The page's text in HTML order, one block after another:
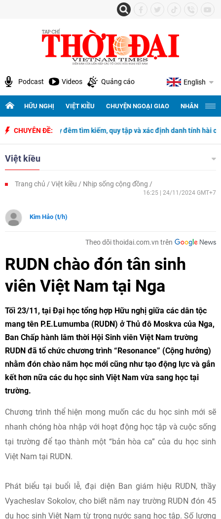
Podcast Videos Quảng cáo English
HỮU NGHỊ VIỆT KIỀU CHUYỆN NGOẠI GIAO NHÂN
CHUYÊN ĐỀ:
500 ngày đêm tìm kiếm, quy tập và xác định danh tính hài cốt liệt sĩ
Việt kiều
Trang chủ Việt kiều Nhịp sống cộng đồng
16:25 | 24/11/2024 GMT+7
Kim Hảo (t/h)
Theo dõi thoidai.com.vn trên
RUDN chào đón tân sinh
viên Việt Nam tại Nga
Tối 23/11, tại Đại học tổng hợp Hữu nghị giữa các dân tộc
mang tên P.E.Lumumba (RUDN) ở Thủ đô Moskva của Nga,
Ban Chấp hành lâm thời Hội Sinh viên Việt Nam trường
RUDN đã tổ chức chương trình “Resonance” (Cộng hưởng)
nhằm đón chào năm học mới cũng như tạo động lực và gắn
kết hơn nữa các du học sinh Việt Nam vừa sang học tại
trường.
Chương trình thể hiện mong muốn các du học sinh mới sẽ
nhanh chóng hòa nhập với hoạt động học tập và cuộc sống
tại trường để tạo thành một “bản hòa ca” của du học sinh
Việt Nam tại RUDN.
Phát biểu tại buổi lễ, đại diện Ban giám hiệu RUDN, thầy
Vyacheslav Sokolov, cho biết năm nay trường RUDN đón 45
du học sinh Việt Nam từ trong nước sang học tập. Số lượng